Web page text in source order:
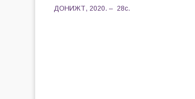
ДОНИЖТ, 2020. – 28с.